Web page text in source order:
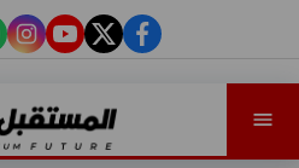
facebook
twitter